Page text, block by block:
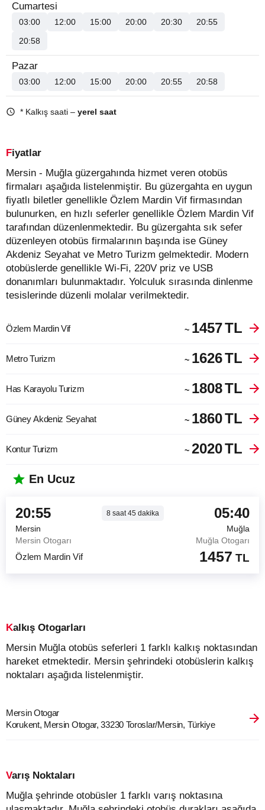
Cumartesi
03:00 12:00 15:00 20:00 20:30
20:55
20:58
Pazar
03:00 12:00 15:00 20:00 20:55 20:58
* Kalkış saati – yerel saat
Fiyatlar
Mersin - Muğla güzergahında hizmet veren otobüs
firmaları aşağıda listelenmiştir. Bu güzergahta en uygun
fiyatlı biletler genellikle Özlem Mardin Vif firmasından
bulunurken, en hızlı seferler genellikle Özlem Mardin Vif
tarafından düzenlenmektedir. Bu güzergahta sık sefer
düzenleyen otobüs firmalarının başında ise Güney
Akdeniz Seyahat ve Metro Turizm gelmektedir. Modern
otobüslerde genellikle Wi-Fi, 220V priz ve USB
donanımları bulunmaktadır. Yolculuk sırasında dinlenme
tesislerinde düzenli molalar verilmektedir.
Özlem Mardin Vif ~ 1457TL
Metro Turizm ~ 1626TL
Has Karayolu Turizm ~ 1808TL
Güney Akdeniz Seyahat ~ 1860TL
Kontur Turizm ~ 2020TL
En Ucuz
20:55 8saat45dakika 05:40
Mersin
Muğla
Mersin Otogarı
Muğla Otogarı
Özlem Mardin Vif 1457 TL
Kalkış Otogarları
Mersin Muğla otobüs seferleri 1 farklı kalkış noktasından
hareket etmektedir. Mersin şehrindeki otobüslerin kalkış
noktaları aşağıda listelenmiştir.
Mersin Otogar
Korukent, Mersin Otogar, 33230 Toroslar/Mersin, Türkiye
Varış Noktaları
Muğla şehrinde otobüsler 1 farklı varış noktasına